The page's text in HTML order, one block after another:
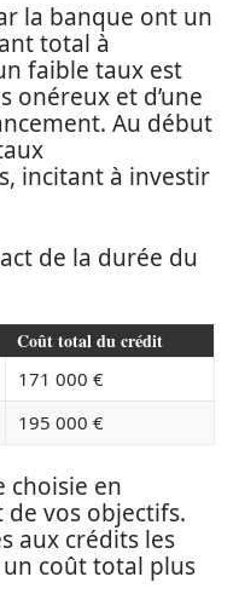
la banque ont un
total à
faible taux est
onéreux et d’une
Au début
incitant à investir
de la durée du
Coût total du crédit
171 000 €
195 000 €
choisie en
vos objectifs.
aux crédits les
coût total plus